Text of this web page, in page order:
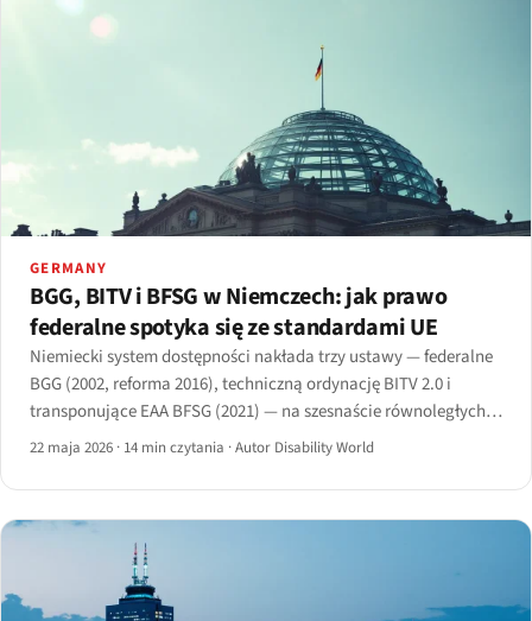
GERMANY
BGG, BITV i BFSG w Niemczech: jak prawo
federalne spotyka się ze standardami UE
Niemiecki system dostępności nakłada trzy ustawy — federalne
BGG (2002, reforma 2016), techniczną ordynację BITV 2.0 i
transponujące EAA BFSG (2021) — na szesnaście równoległych
ustaw krajów związkowych i uruchomienie egzekwowania przez
22 maja 2026 · 14 min czytania ·Autor Disability World